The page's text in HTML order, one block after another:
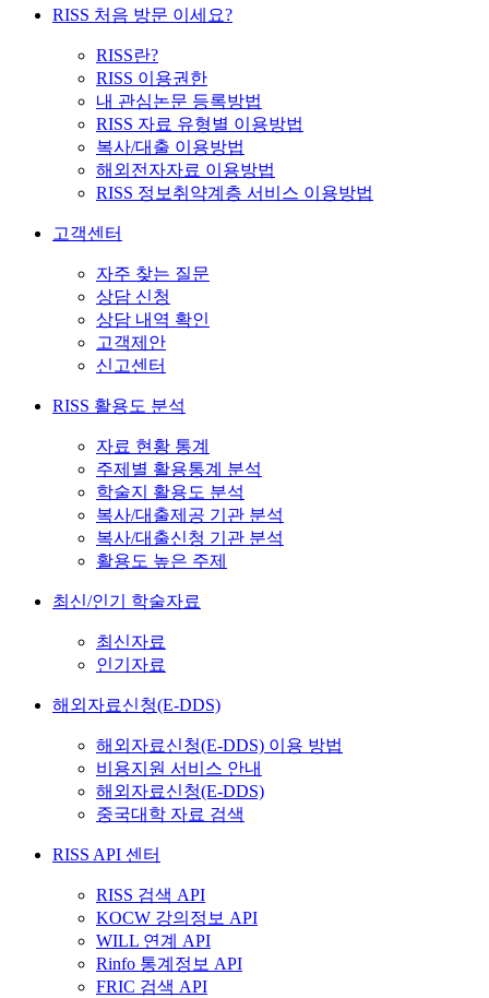
RISS 처음 방문 이세요?
RISS란?
RISS 이용권한
내 관심논문 등록방법
RISS 자료 유형별 이용방법
복사/대출 이용방법
해외전자자료 이용방법
RISS 정보취약계층 서비스 이용방법
고객센터
자주 찾는 질문
상담 신청
상담 내역 확인
고객제안
신고센터
RISS 활용도 분석
자료 현황 통계
주제별 활용통계 분석
학술지 활용도 분석
복사/대출제공 기관 분석
복사/대출신청 기관 분석
활용도 높은 주제
최신/인기 학술자료
최신자료
인기자료
해외자료신청(E-DDS)
해외자료신청(E-DDS) 이용 방법
비용지원 서비스 안내
해외자료신청(E-DDS)
중국대학 자료 검색
RISS API 센터
RISS 검색 API
KOCW 강의정보 API
WILL 연계 API
Rinfo 통계정보 API
FRIC 검색 API